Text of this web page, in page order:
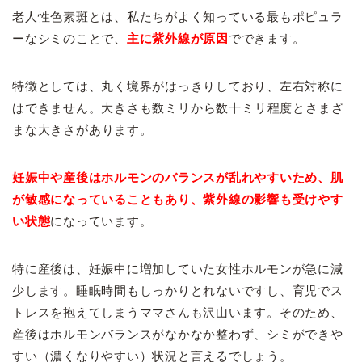
老人性色素斑とは、私たちがよく知っている最もポピュラ
ーなシミのことで、 主に紫外線が原因 でできます。
特徴としては、丸く境界がはっきりしており、 左右対称に
はできません。大きさも数ミリから数十ミリ程度とさまざ
まな大きさがあります。
妊娠中や産後はホルモンのバランスが乱れやすいため、肌
が敏感になっていることもあり、紫外線の影響も受けやす
い状態になっています。
特に産後は、妊娠中に増加していた女性ホルモンが急に減
少します。睡眠時間もしっかりとれないですし、育児でス
トレスを抱えてしまうママさんも沢山います。そのため、
産後はホルモンバランスがなかなか整わず、シミができや
すい（濃くなりやすい）状況と言えるでしょう。